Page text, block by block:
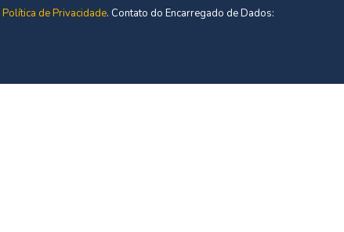
Política de Privacidade. Contato do Encarregado de Dados: